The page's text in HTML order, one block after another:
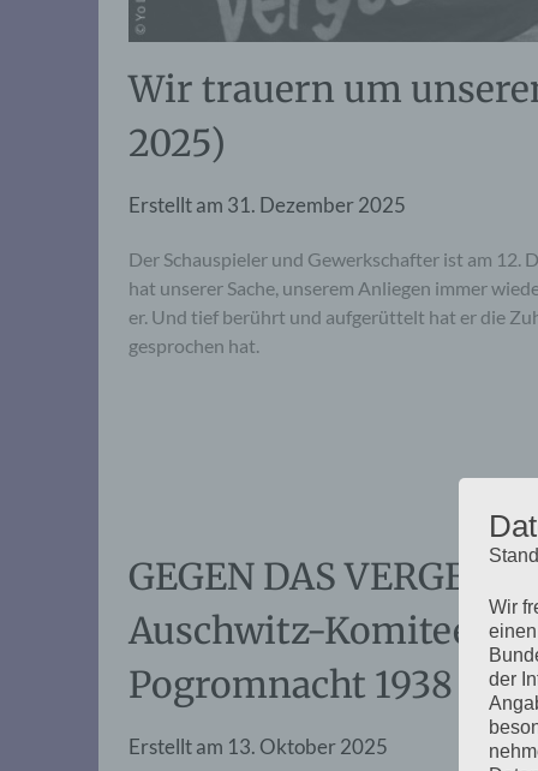
Wir trauern um
2025)
Erstellt am 31. Dezember 2025
Der Schauspieler und Gewerkschafter ist am 12.
hat unserer Sache, unserem Anliegen immer
er. Und tief berührt und aufgerüttelt hat er die
gesprochen hat.
GEGEN DAS
Auschwitz-Komitees
Pogromnacht 1938
Erstellt am 13. Oktober 2025
Wir
der